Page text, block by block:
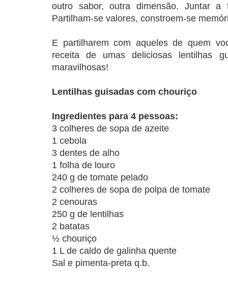
outro sabor, outra dimensão. Juntar
Partilham-se valores, constroem-se
E partilharem com aqueles de quem
receita de umas deliciosas lentilhas
maravilhosas!
Lentilhas guisadas com chouriço
Ingredientes para 4 pessoas:
3 colheres de sopa de azeite
1 cebola
3 dentes de alho
1 folha de louro
240 g de tomate pelado
2 colheres de sopa de polpa de tomate
2 cenouras
250 g de lentilhas
2 batatas
½ chouriço
1 L de caldo de galinha quente
Sal e pimenta-preta q.b.